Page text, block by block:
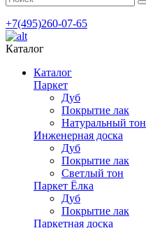
+7(495)260-07-65
Каталог
Каталог
Паркет
Дуб
Покрытие лак
Натуральный тон
Инженерная доска
Дуб
Покрытие лак
Светлый тон
Паркет Ёлка
Дуб
Покрытие лак
Паркетная доска